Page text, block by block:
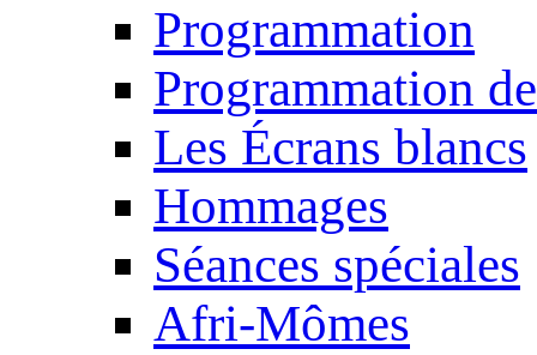
Programmation
Programmation
Les Écrans blancs
Hommages
Séances spéciales
Afri-Mômes